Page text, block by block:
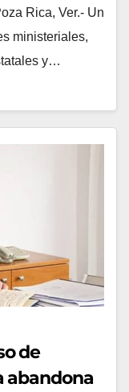
Rica, Ver.- Un
ministeriales,
y…
de
abandona